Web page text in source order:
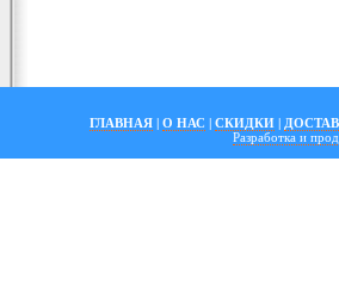
ГЛАВНАЯ | О НАС | СКИДКИ |
Разработка и